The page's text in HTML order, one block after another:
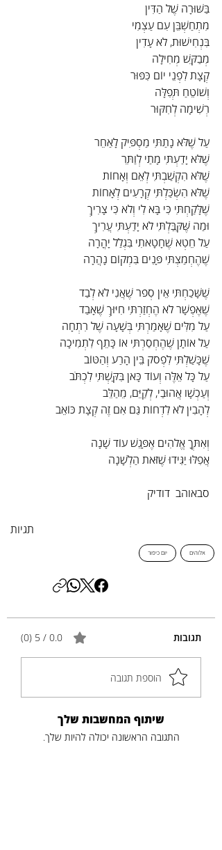
בַּשּׁוּרָה שֶׁל הַדִּין
מִתְחַשְׁבֵּן עִם עַצְמִי
בִּנְחִישׁוּת, לֹא עָדִין
מְבַקֵּשׁ מְחִילָה
קְצָת לִפְנֵי יוֹם כִּפּוּר
וְשׁוֹטֵחַ תְּפִלָּה
רְשִׁימָה לְחִקּוּר
עַל שֶׁלֹּא נָתַתִּי מַסְפִּיק לָאַחֵר
שֶׁלֹּא יָדַעְתִּי מָתַי לְוַתֵּר
שֶׁלֹּא הִקְשַׁבְתִּי לְאֵם וְאָחוֹת
שֶׁלֹּא הִשְׂכַּלְתִּי קְרָעִים לְאָחוֹת
שֶׁלָּקַחְתִּי כִּי בָּא לִי וְלֹא כִּי צָרִיךְ
וּמַה שֶּׁקִּבַּלְתִּי לֹא יָדַעְתִּי עֲרִיךְ
עַל חֵטְא שֶׁחָטָאתִי בִּגְלַל יָהֳרָה
שֶׁהֶחְמַצְתִּי פָּנִים בִּמְקוֹם נָהֲרָה
שֶׁשָּׁכַחְתִּי אֵין סְפֹר שֶׁאֲנִי לֹא לְבַד
שֶׁאֶפְשָׁר לֹא הֶחְזַרְתִּי חִיּוּךְ שֶׁאָבַד
עַל מִלִּים שֶׁאָמַרְתִּי בְּשָׁעָה שֶׁל רִתְחָה
עַל אוֹתָן שֶׁהֶחְסַרְתִּי אוֹ כָּתֵף לִתְמִיכָה
שֶׁכָּשַׁלְתִּי לִפְסֹק בֵּין הָרַע וְהַטּוֹב
עַל כָּל אֵלֶּה וְעוֹד כָּאן בִּקַּשְׁתִּי לִכְתֹּב
וְעַכְשָׁו אֲהוּבַי, לְקַיֵּם, מֵהַלֵּב
לְהָבִין לֹא לִדְחוֹת גַּם אִם זֶה קְצָת כּוֹאֵב
וְאִתְּךָ אֱלֹהִים אֶפָּגֵשׁ עוֹד שָׁנָה
אֲפִלּוּ יַגִּידוּ שֶׁזֹּאת הַלְשָׁנָה
סבאוהב  דודיק
תגיות
אלוהים יום כיפור
תגובות 0.0 / 5 ‏(0)
הוספת תגובה
שיתוף המחשבות שלך
התגובה הראשונה יכולה להיות שלך.